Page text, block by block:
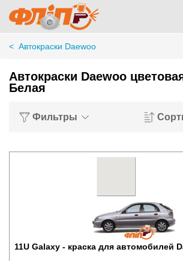
< Автокраски Daewoo
Автокраски Daewoo
Белая
Фильтры
11U Galaxy - краска для автомобилей